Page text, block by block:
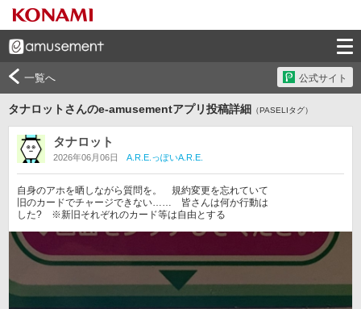
一覧へ 公式サイト
タナロットさんのe-amusementアプリ投稿詳細 （PASELIタグ）
タナロット
2026年06月06日 A.R.E.っぽいA.R.E.
自身のアホを晒しながら質問を。　規約変更を忘れていて
旧のカードでチャージできない……　皆さんは何か行動は
した?　※新旧それぞれのカード等は自由とする